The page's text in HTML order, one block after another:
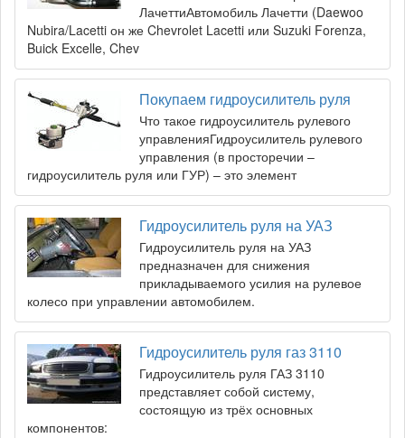
ЛачеттиАвтомобиль Лачетти (Daewoo
Nubira/Lacetti он же Chevrolet Lacetti или Suzuki Forenza,
Buick Excelle, Chev
Покупаем гидроусилитель руля
Что такое гидроусилитель рулевого
управленияГидроусилитель рулевого
управления (в просторечии –
гидроусилитель руля или ГУР) – это элемент
Гидроусилитель руля на УАЗ
Гидроусилитель руля на УАЗ
предназначен для снижения
прикладываемого усилия на рулевое
колесо при управлении автомобилем.
Гидроусилитель руля газ 3110
Гидроусилитель руля ГАЗ 3110
представляет собой систему,
состоящую из трёх основных
компонентов: